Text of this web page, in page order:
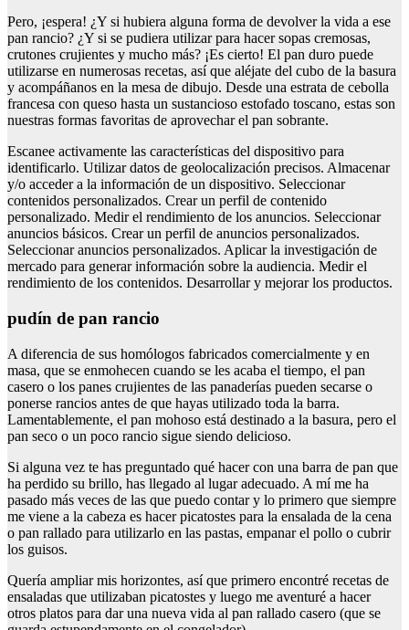
Pero, ¡espera! ¿Y si hubiera alguna forma de devolver la vida a ese
pan rancio? ¿Y si se pudiera utilizar para hacer sopas cremosas,
crutones crujientes y mucho más? ¡Es cierto! El pan duro puede
utilizarse en numerosas recetas, así que aléjate del cubo de la basura
y acompáñanos en la mesa de dibujo. Desde una estrata de cebolla
francesa con queso hasta un sustancioso estofado toscano, estas son
nuestras formas favoritas de aprovechar el pan sobrante.
Escanee activamente las características del dispositivo para
identificarlo. Utilizar datos de geolocalización precisos. Almacenar
y/o acceder a la información de un dispositivo. Seleccionar
contenidos personalizados. Crear un perfil de contenido
personalizado. Medir el rendimiento de los anuncios. Seleccionar
anuncios básicos. Crear un perfil de anuncios personalizados.
Seleccionar anuncios personalizados. Aplicar la investigación de
mercado para generar información sobre la audiencia. Medir el
rendimiento de los contenidos. Desarrollar y mejorar los productos.
pudín de pan rancio
A diferencia de sus homólogos fabricados comercialmente y en
masa, que se enmohecen cuando se les acaba el tiempo, el pan
casero o los panes crujientes de las panaderías pueden secarse o
ponerse rancios antes de que hayas utilizado toda la barra.
Lamentablemente, el pan mohoso está destinado a la basura, pero el
pan seco o un poco rancio sigue siendo delicioso.
Si alguna vez te has preguntado qué hacer con una barra de pan que
ha perdido su brillo, has llegado al lugar adecuado. A mí me ha
pasado más veces de las que puedo contar y lo primero que siempre
me viene a la cabeza es hacer picatostes para la ensalada de la cena
o pan rallado para utilizarlo en las pastas, empanar el pollo o cubrir
los guisos.
Quería ampliar mis horizontes, así que primero encontré recetas de
ensaladas que utilizaban picatostes y luego me aventuré a hacer
otros platos para dar una nueva vida al pan rallado casero (que se